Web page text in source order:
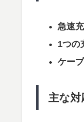
急速
1つの
ケー
主な対